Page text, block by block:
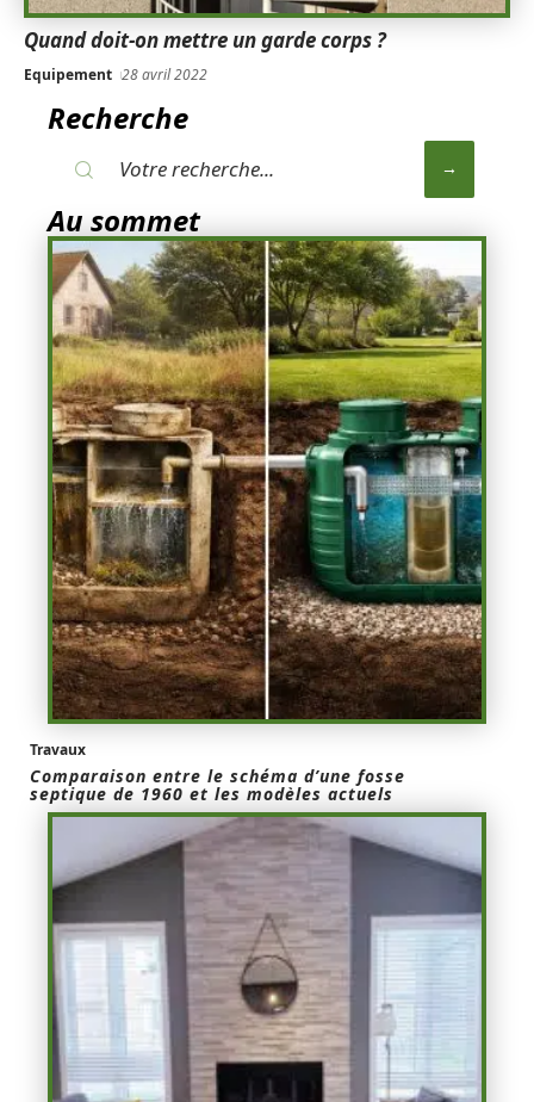
Quand doit-on mettre un garde corps ?
Equipement 28 avril 2022
Recherche
Au sommet
Travaux
Comparaison entre le schéma d’une fosse
septique de 1960 et les modèles actuels